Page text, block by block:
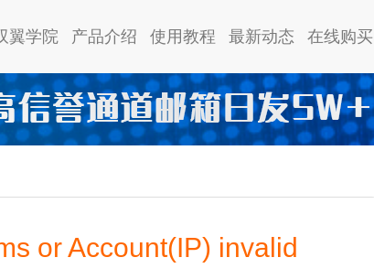
翼学院 产品介绍 使用教程 最新动态 在线购买
or Account(IP) invalid